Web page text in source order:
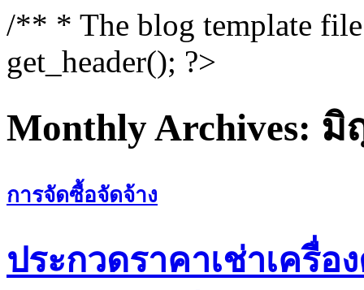
/** * The blog template
get_header(); ?>
Monthly Archives: มิ
การจัดซื้อจัดจ้าง
ประกวดราคาเช่าเครื่อ